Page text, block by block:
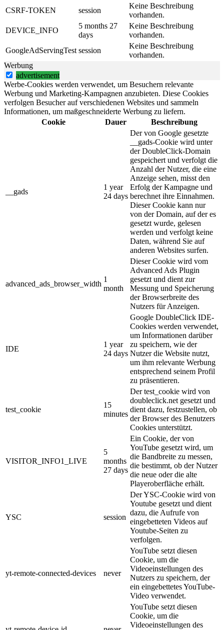
CSRF-TOKEN
session
Keine Beschreibung
vorhanden.
DEVICE_INFO
5 months 27
days
Keine Beschreibung
vorhanden.
GoogleAdServingTest session
Keine Beschreibung
vorhanden.
Werbung
advertisement
Werbe-Cookies werden verwendet, um Besuchern relevante
Werbung und Marketing-Kampagnen anzubieten. Diese Cookies
verfolgen Besucher auf verschiedenen Websites und sammeln
Informationen, um maßgeschneiderte Werbung zu liefern.
Cookie
Dauer Beschreibung
__gads
1 year
24 days
Der von Google gesetzte
__gads-Cookie wird unter
der DoubleClick-Domain
gespeichert und verfolgt die
Anzahl der Nutzer, die eine
Anzeige sehen, misst den
Erfolg der Kampagne und
berechnet ihre Einnahmen.
Dieser Cookie kann nur
von der Domain, auf der es
gesetzt wurde, gelesen
werden und verfolgt keine
Daten, während Sie auf
anderen Websites surfen.
advanced_ads_browser_width
1
month
Dieser Cookie wird vom
Advanced Ads Plugin
gesetzt und dient zur
Messung und Speicherung
der Browserbreite des
Nutzers für Anzeigen.
IDE
1 year
24 days
Google DoubleClick IDE-
Cookies werden verwendet,
um Informationen darüber
zu speichern, wie der
Nutzer die Website nutzt,
um ihm relevante Werbung
entsprechend seinem Profil
zu präsentieren.
test_cookie
15
minutes
Der test_cookie wird von
doubleclick.net gesetzt und
dient dazu, festzustellen, ob
der Browser des Benutzers
Cookies unterstützt.
VISITOR_INFO1_LIVE
5
months
27 days
Ein Cookie, der von
YouTube gesetzt wird, um
die Bandbreite zu messen,
die bestimmt, ob der Nutzer
die neue oder die alte
Playeroberfläche erhält.
YSC session
Der YSC-Cookie wird von
Youtube gesetzt und dient
dazu, die Aufrufe von
eingebetteten Videos auf
Youtube-Seiten zu
verfolgen.
yt-remote-connected-devices never
YouTube setzt diesen
Cookie, um die
Videoeinstellungen des
Nutzers zu speichern, der
ein eingebettetes YouTube-
Video verwendet.
YouTube setzt diesen
Cookie, um die
Videoeinstellungen des